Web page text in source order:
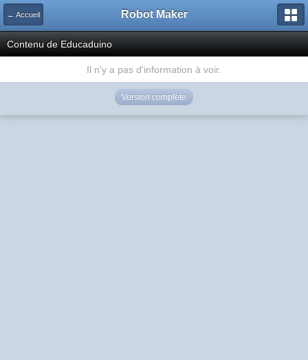
← Accueil Robot Maker
Contenu de Educaduino
Il n'y a pas d'information à voir.
Version complète